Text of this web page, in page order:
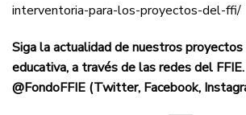
interventoria-para-los-proyectos-del-ffi/
Siga la actualidad de nuestros
educativa, a través de las redes del
@FondoFFIE (Twitter, Facebook,